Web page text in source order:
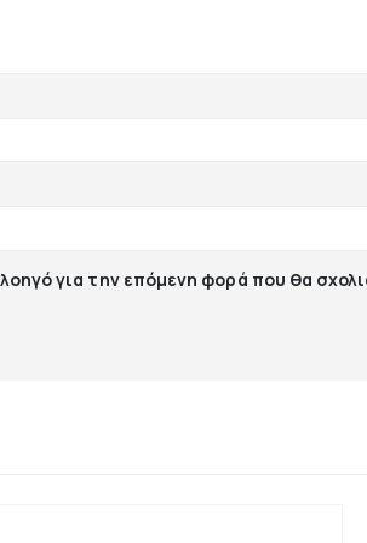
για την επόμενη φορά που θα